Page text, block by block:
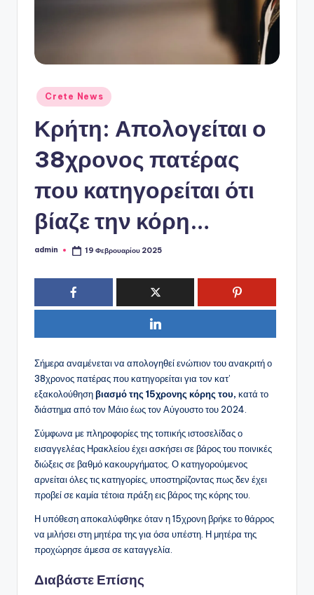
Αναρτήθηκε
σε
Crete News
Κρήτη: Απολογείται ο
38χρονος πατέρας
που κατηγορείται ότι
βίαζε την κόρη…
Συγγραφέας:
admin 19 Φεβρουαρίου 2025
Σήμερα αναμένεται να απολογηθεί ενώπιον του ανακριτή ο
38χρονος πατέρας που κατηγορείται για τον κατ’
εξακολούθησηβιασμό της 15χρονης κόρης του, κατά το
διάστημα από τον Μάιο έως τον Αύγουστο του 2024.
Σύμφωνα με πληροφορίες της τοπικής ιστοσελίδας ο
εισαγγελέας Ηρακλείου έχει ασκήσει σε βάρος του ποινικές
διώξεις σε βαθμό κακουργήματος. Ο κατηγορούμενος
αρνείται όλες τις κατηγορίες, υποστηρίζοντας πως δεν έχει
προβεί σε καμία τέτοια πράξη εις βάρος της κόρης του.
Η υπόθεση αποκαλύφθηκε όταν η 15χρονη βρήκε το θάρρος
να μιλήσει στη μητέρα της για όσα υπέστη. Η μητέρα της
προχώρησε άμεσα σε καταγγελία.
Διαβάστε Επίσης